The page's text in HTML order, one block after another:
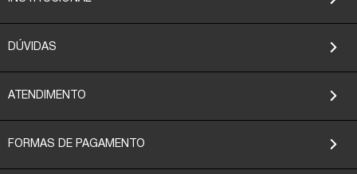
DÚVIDAS
ATENDIMENTO
FORMAS DE PAGAMENTO